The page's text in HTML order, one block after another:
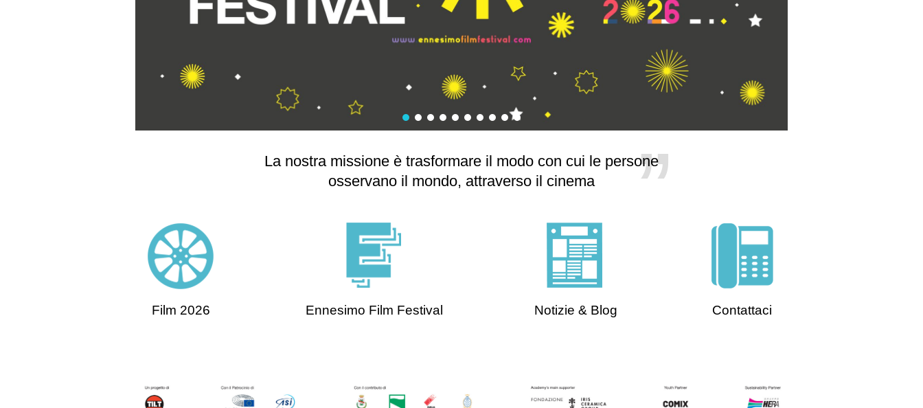
La nostra missione è trasformare il modo con cui le persone
osservano il mondo, attraverso il cinema
Film 2026 Ennesimo Film Festival Notizie & Blog Contattaci